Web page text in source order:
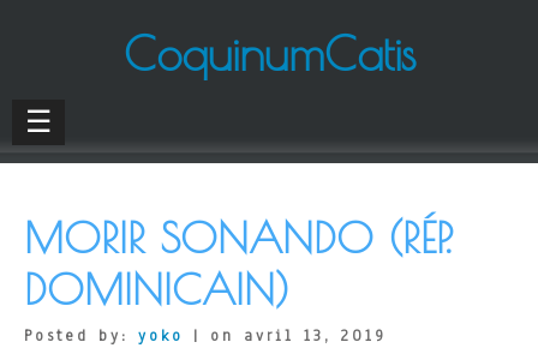
CoquinumCatis
☰
MORIR SONANDO (RÉP.
DOMINICAIN)
Posted by: yoko | on avril 13, 2019